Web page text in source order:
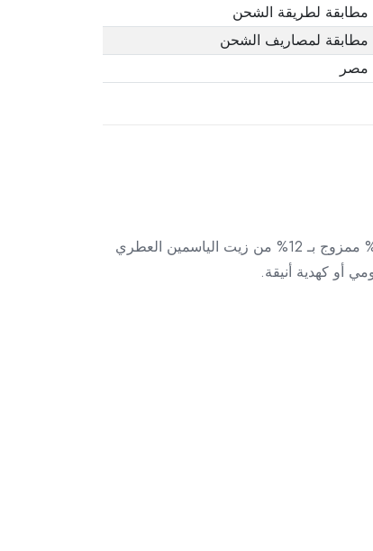
مطابقة لطريقة الشحن
مطابقة لمصاريف الشحن
مصر
أضف لمسة من الراحة والسكينة إلى منزلك مع شمعة معطرة التوت البري الطبيعي. مصنوعة من شمع الصويا الطبيعي 100% ممزوج بـ 12% من زيت الياسمين العطري